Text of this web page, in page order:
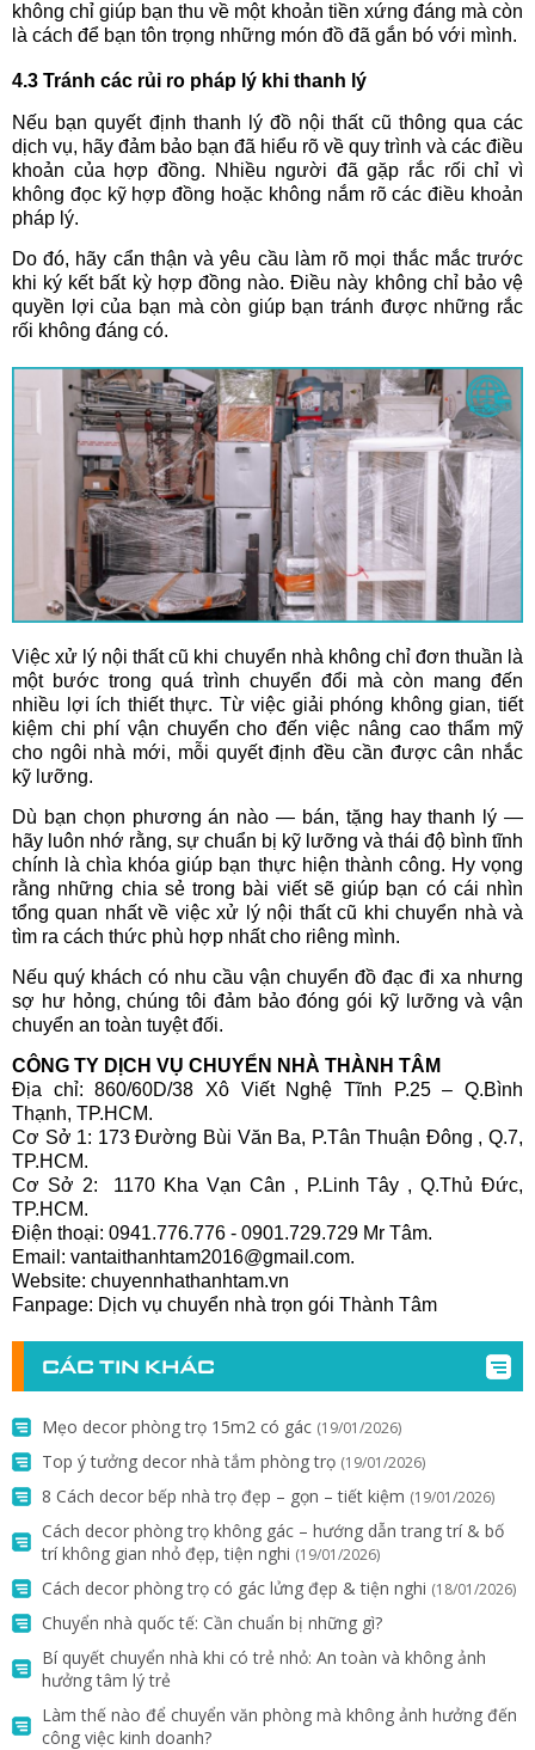
không chỉ giúp bạn thu về một khoản tiền xứng đáng mà còn
là cách để bạn tôn trọng những món đồ đã gắn bó với mình.
4.3 Tránh các rủi ro pháp lý khi thanh lý
Nếu bạn quyết định thanh lý đồ nội thất cũ thông qua các
dịch vụ, hãy đảm bảo bạn đã hiểu rõ về quy trình và các điều
khoản của hợp đồng. Nhiều người đã gặp rắc rối chỉ vì
không đọc kỹ hợp đồng hoặc không nắm rõ các điều khoản
pháp lý.
Do đó, hãy cẩn thận và yêu cầu làm rõ mọi thắc mắc trước
khi ký kết bất kỳ hợp đồng nào. Điều này không chỉ bảo vệ
quyền lợi của bạn mà còn giúp bạn tránh được những rắc
rối không đáng có.
Việc xử lý nội thất cũ khi chuyển nhà không chỉ đơn thuần là
một bước trong quá trình chuyển đổi mà còn mang đến
nhiều lợi ích thiết thực. Từ việc giải phóng không gian, tiết
kiệm chi phí vận chuyển cho đến việc nâng cao thẩm mỹ
cho ngôi nhà mới, mỗi quyết định đều cần được cân nhắc
kỹ lưỡng.
Dù bạn chọn phương án nào — bán, tặng hay thanh lý —
hãy luôn nhớ rằng, sự chuẩn bị kỹ lưỡng và thái độ bình tĩnh
chính là chìa khóa giúp bạn thực hiện thành công. Hy vọng
rằng những chia sẻ trong bài viết sẽ giúp bạn có cái nhìn
tổng quan nhất về việc xử lý nội thất cũ khi chuyển nhà và
tìm ra cách thức phù hợp nhất cho riêng mình.
Nếu quý khách có nhu cầu vận chuyển đồ đạc đi xa nhưng
sợ hư hỏng, chúng tôi đảm bảo đóng gói kỹ lưỡng và vận
chuyển an toàn tuyệt đối.
CÔNG TY DỊCH VỤ CHUYỂN NHÀ THÀNH TÂM
Địa chỉ: 860/60D/38 Xô Viết Nghệ Tĩnh P.25 – Q.Bình
Thạnh, TP.HCM.
Cơ Sở 1: 173 Đường Bùi Văn Ba, P.Tân Thuận Đông , Q.7,
TP.HCM.
Cơ Sở 2: 1170 Kha Vạn Cân , P.Linh Tây , Q.Thủ Đức,
TP.HCM.
Điện thoại: 0941.776.776 - 0901.729.729 Mr Tâm.
Email: vantaithanhtam2016@gmail.com.
Website: chuyennhathanhtam.vn
Fanpage: Dịch vụ chuyển nhà trọn gói Thành Tâm
CÁC TIN KHÁC
Mẹo decor phòng trọ 15m2 có gác (19/01/2026)
Top ý tưởng decor nhà tắm phòng trọ (19/01/2026)
8 Cách decor bếp nhà trọ đẹp – gọn – tiết kiệm (19/01/2026)
Cách decor phòng trọ không gác – hướng dẫn trang trí & bố
trí không gian nhỏ đẹp, tiện nghi (19/01/2026)
Cách decor phòng trọ có gác lửng đẹp & tiện nghi (18/01/2026)
Chuyển nhà quốc tế: Cần chuẩn bị những gì?
Bí quyết chuyển nhà khi có trẻ nhỏ: An toàn và không ảnh
hưởng tâm lý trẻ
Làm thế nào để chuyển văn phòng mà không ảnh hưởng đến
công việc kinh doanh?